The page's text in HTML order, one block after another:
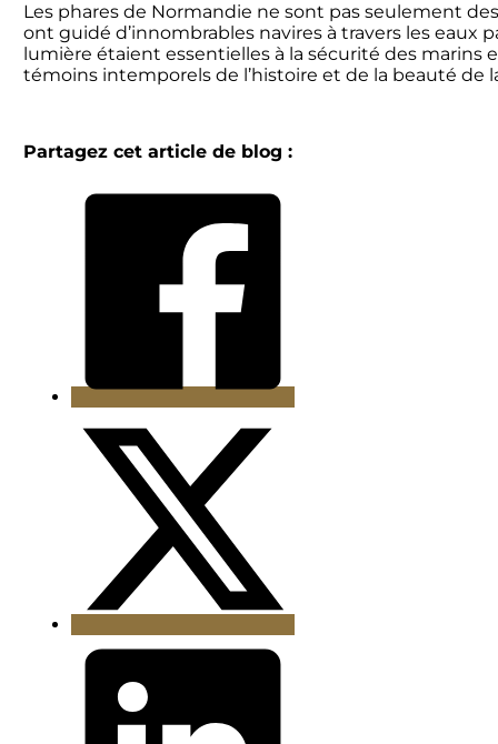
Les phares de Normandie ne sont pas seulement
ont guidé d’innombrables navires à travers les
lumière étaient essentielles à la sécurité des
témoins intemporels de l’histoire et de la beauté de
Partagez cet article de blog :